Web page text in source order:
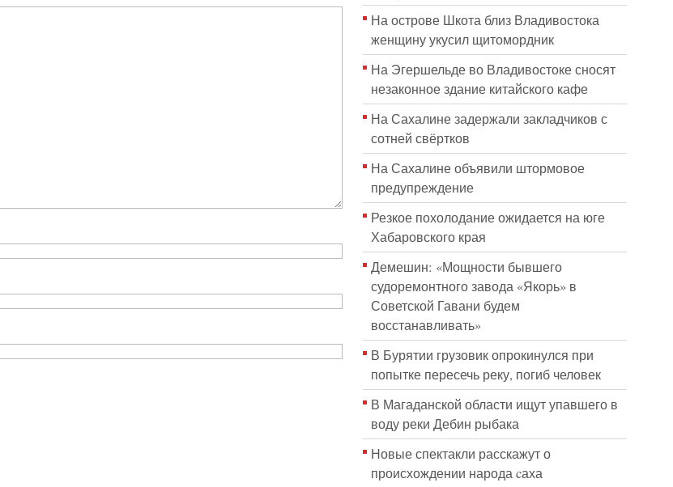
На острове Шкота близ Владивостока
женщину укусил щитомордник
На Эгершельде во Владивостоке сносят
незаконное здание китайского кафе
На Сахалине задержали закладчиков с
сотней свёртков
На Сахалине объявили штормовое
предупреждение
Резкое похолодание ожидается на юге
Хабаровского края
Демешин: «Мощности бывшего
судоремонтного завода «Якорь» в
Советской Гавани будем
восстанавливать»
В Бурятии грузовик опрокинулся при
попытке пересечь реку, погиб человек
В Магаданской области ищут упавшего в
воду реки Дебин рыбака
Новые спектакли расскажут о
происхождении народа cаха